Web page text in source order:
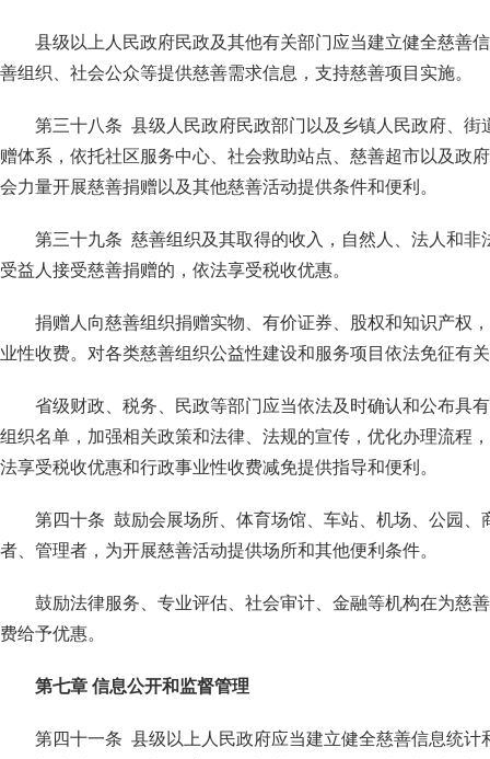
县级以上人民政府民政及其他有关部门应当建立健全慈善
善组织、社会公众等提供慈善需求信息，支持慈善项目实施。
第三十八条 县级人民政府民政部门以及乡镇人民政府、街
赠体系，依托社区服务中心、社会救助站点、慈善超市以及政
会力量开展慈善捐赠以及其他慈善活动提供条件和便利。
第三十九条 慈善组织及其取得的收入，自然人、法人和非
受益人接受慈善捐赠的，依法享受税收优惠。
捐赠人向慈善组织捐赠实物、有价证券、股权和知识产权
业性收费。对各类慈善组织公益性建设和服务项目依法免征有
省级财政、税务、民政等部门应当依法及时确认和公布具
组织名单，加强相关政策和法律、法规的宣传，优化办理流程
法享受税收优惠和行政事业性收费减免提供指导和便利。
第四十条 鼓励会展场所、体育场馆、车站、机场、公园、
者、管理者，为开展慈善活动提供场所和其他便利条件。
鼓励法律服务、专业评估、社会审计、金融等机构在为慈
费给予优惠。
第七章 信息公开和监督管理
第四十一条 县级以上人民政府应当建立健全慈善信息统计